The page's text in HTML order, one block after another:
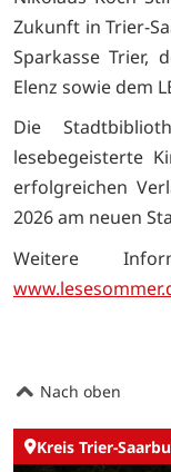
Zukunft in Trier-
Sparkasse Trier,
Elenz sowie dem
Die
lesebegeisterte
erfolgreichen
2026 am neuen
Weitere
Nach oben
Kreis Trier-